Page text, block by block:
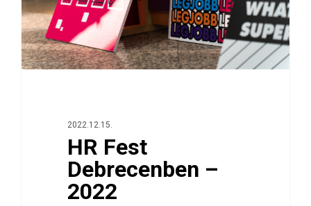
2022.12.15.
HR Fest
Debrecenben –
2022